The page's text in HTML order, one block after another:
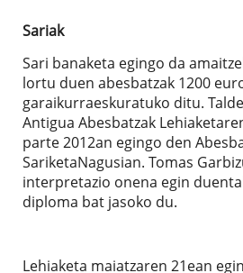
Sariak
Sari banaketa egingo da
lortu duen abesbatzak 1200
garaikurraeskuratuko ditu.
Antigua Abesbatzak
parte 2012an egingo den
SariketaNagusian. Tomas
interpretazio onena egin
diploma bat jasoko du.
Lehiaketa maiatzaren 21ean